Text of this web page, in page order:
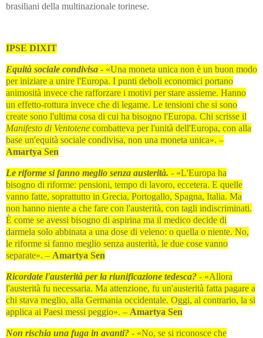
brasiliani della multinazionale torinese.
IPSE DIXIT
Equità sociale condivisa - «Una moneta unica non è un buon modo
per iniziare a unire l'Europa. I punti deboli economici portano
animosità invece che rafforzare i motivi per stare assieme. Hanno
un effetto-rottura invece che di legame. Le tensioni che si sono
create sono l'ultima cosa di cui ha bisogno l'Europa. Chi scrisse il
Manifesto di Ventotene combatteva per l'unità dell'Europa, con alla
base un'equità sociale condivisa, non una moneta unica». –
Amartya Sen
Le riforme si fanno meglio senza austerità. - «L'Europa ha
bisogno di riforme: pensioni, tempo di lavoro, eccetera. E quelle
vanno fatte, soprattutto in Grecia, Portogallo, Spagna, Italia. Ma
non hanno niente a che fare con l'austerità, con tagli indiscriminati.
È come se avessi bisogno di aspirina ma il medico decide di
darmela solo abbinata a una dose di veleno: o quella o niente. No,
le riforme si fanno meglio senza austerità, le due cose vanno
separate». – Amartya Sen
Ricordate l'austerità per la riunificazione tedesca? - «Allora
l'austerità fu necessaria. Ma attenzione, fu un'austerità fatta pagare a
chi stava meglio, alla Germania occidentale. Oggi, al contrario, la si
applica ai Paesi messi peggio». – Amartya Sen
Non rischia una fuga in avanti? - «No, se si riconosce che